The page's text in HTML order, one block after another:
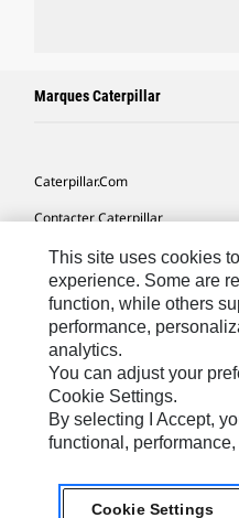
Marques Caterpillar
Caterpillar.com
Contacter Caterpillar
Mes Préférences Marketing
Plan Du Site
Cookie Settings
Légales
Confidentialité
North America - French© 2026
This site uses cookies
experience. Some are
function, while others
performance,
analytics.
You can adjust your
Cookie Settings.
By selecting I Accept,
functional,
Cookie Settings